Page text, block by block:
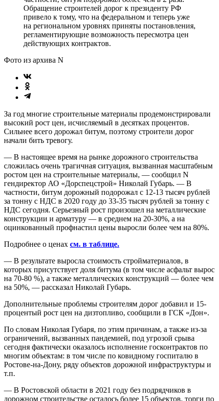
Обращение строителей дорог к президенту РФ
привело к тому, что на федеральном и теперь уже
на региональном уровнях приняты постановления,
регламентирующие возможность пересмотра цен
действующих контрактов.
Фото из архива N
За год многие строительные материалы продемонстрировали
высокий рост цен, исчисляемый в десятках процентов.
Сильнее всего дорожал битум, поэтому строители дорог
начали бить тревогу.
— В настоящее время на рынке дорожного строительства
сложилась очень трагичная ситуация, вызванная масштабным
ростом цен на строительные материалы, — сообщил N
гендиректор АО «Дорспецстрой» Николай Губарь. — В
частности, битум дорожный подорожал с 12-13 тысяч рублей
за тонну с НДС в 2020 году до 33-35 тысяч рублей за тонну с
НДС сегодня. Серьезный рост произошел на металлические
конструкции и арматуру — в среднем на 20-30%, а на
оцинкованный профнастил цены выросли более чем на 80%.
Подробнее о ценах см. в таблице.
— В результате выросла стоимость стройматериалов, в
которых присутствует доля битума (в том числе асфальт вырос
на 70-80 %), а также металлических конструкций — более чем
на 50%, — рассказал Николай Губарь.
Дополнительные проблемы строителям дорог добавил и 15-
процентый рост цен на дизтопливо, сообщили в ГСК «Дон».
По словам Николая Губаря, по этим причинам, а также из-за
ограничений, вызванных пандемией, под угрозой срыва
сегодня фактически оказалось исполнение госконтрактов по
многим объектам: в том числе по ковидному госпиталю в
Ростове-на-Дону, ряду объектов дорожной инфраструктуры и
т.п.
— В Ростовской области в 2021 году без подрядчиков в
дорожном строительстве осталось более 15 объектов, торги по